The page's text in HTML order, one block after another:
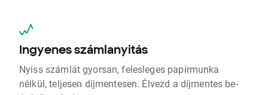
Ingyenes számlanyitás
Nyiss számlát gyorsan, felesleges papírmunka
nélkül, teljesen díjmentesen. Élvezd a díjmentes be-